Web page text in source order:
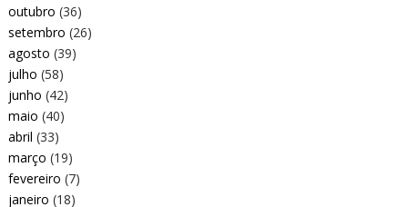
outubro (36)
setembro (26)
agosto (39)
julho (58)
junho (42)
maio (40)
abril (33)
março (19)
fevereiro (7)
janeiro (18)